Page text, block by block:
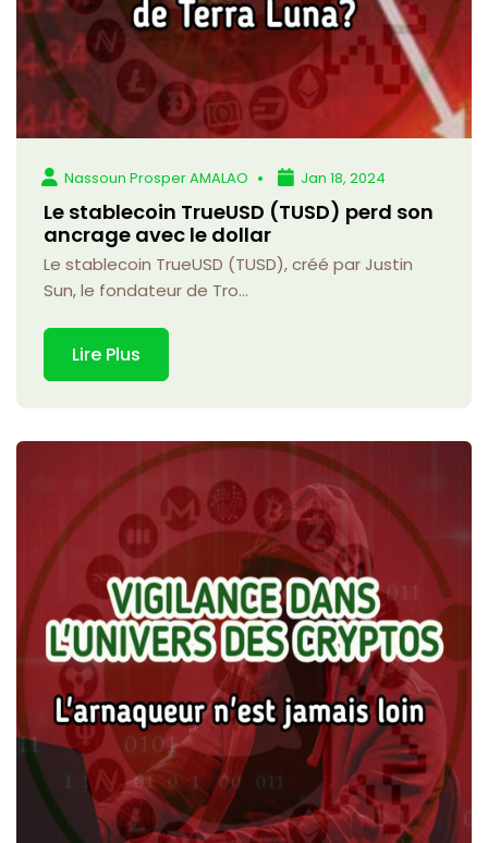
Nassoun Prosper AMALAO Jan 18, 2024
Le stablecoin TrueUSD (TUSD) perd son
ancrage avec le dollar
Le stablecoin TrueUSD (TUSD), créé par Justin
Sun, le fondateur de Tro...
Lire Plus